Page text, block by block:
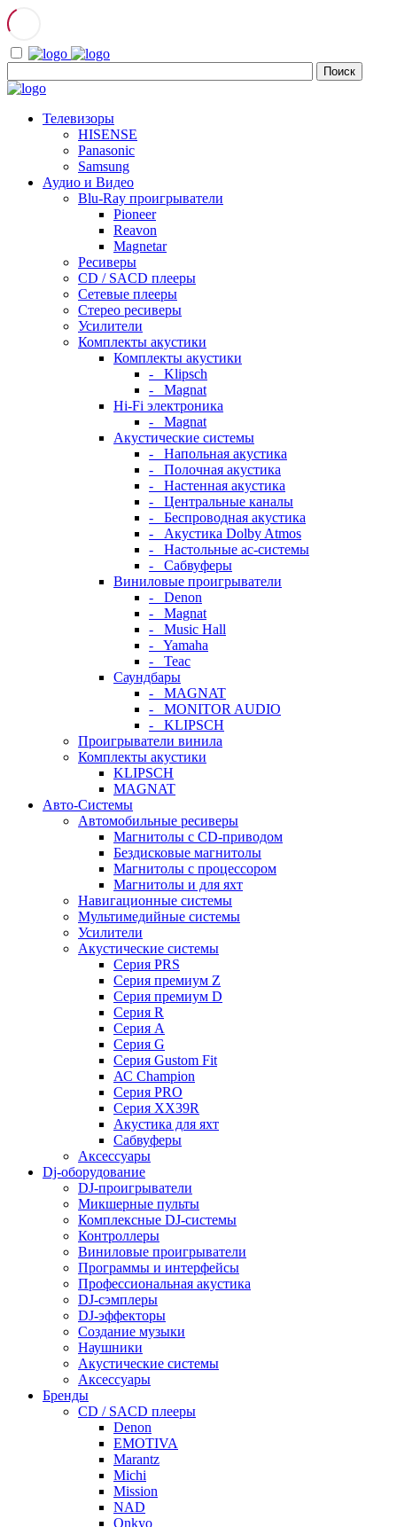
Телевизоры
HISENSE
Panasonic
Samsung
Аудио и Видео
Blu-Ray проигрыватели
Pioneer
Reavon
Magnetar
Ресиверы
CD / SACD плееры
Сетевые плееры
Стерео ресиверы
Усилители
Комплекты акустики
Комплекты акустики
- Klipsch
- Magnat
Hi-Fi электроника
- Magnat
Акустические системы
- Напольная акустика
- Полочная акустика
- Настенная акустика
- Центральные каналы
- Беспроводная акустика
- Акустика Dolby Atmos
- Настольные ас-системы
- Сабвуферы
Виниловые проигрыватели
- Denon
- Magnat
- Music Hall
- Yamaha
- Teac
Саундбары
- MAGNAT
- MONITOR AUDIO
- KLIPSCH
Проигрыватели винила
Комплекты акустики
KLIPSCH
MAGNAT
Авто-Системы
Автомобильные ресиверы
Магнитолы с CD-приводом
Бездисковые магнитолы
Магнитолы с процессором
Магнитолы и для яхт
Навигационные системы
Мультимедийные системы
Усилители
Акустические системы
Cерия PRS
Cерия премиум Z
Cерия премиум D
Cерия R
Cерия A
Cерия G
Cерия Gustom Fit
АС Champion
Cерия PRO
Cерия XX39R
Акустика для яхт
Сабвуферы
Аксессуары
Dj-оборудование
DJ-проигрыватели
Микшерные пульты
Комплексные DJ-системы
Контроллеры
Виниловые проигрыватели
Программы и интерфейсы
Профессиональная акустика
DJ-сэмплеры
DJ-эффекторы
Создание музыки
Наушники
Акустические системы
Аксессуары
Бренды
CD / SACD плееры
Denon
EMOTIVA
Marantz
Michi
Mission
NAD
Onkyo